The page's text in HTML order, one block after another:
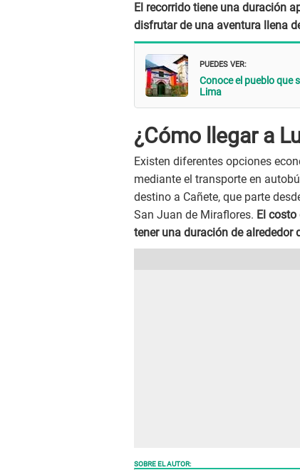
El recorrido tiene una duración
disfrutar de una aventura llena
Puedes ver:
Conoce el pueblo que
Lima
¿Cómo llegar a
Existen diferentes opciones
mediante el transporte en
destino a Cañete, que parte
San Juan de Miraflores. El
tener una duración de alrededor
SOBRE EL AUTOR: